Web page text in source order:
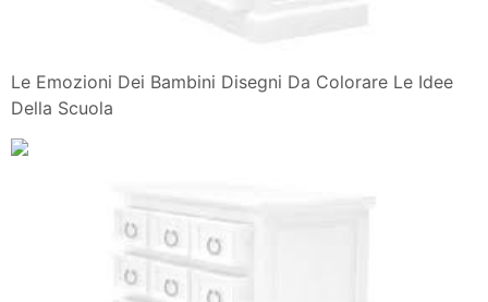
Le Emozioni Dei Bambini Disegni Da Colorare Le Idee
Della Scuola